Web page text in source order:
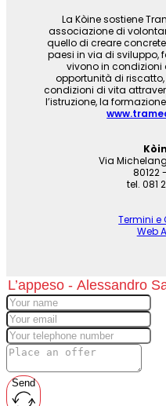
La Kòine sostiene
associazione di
quello di creare
paesi in via di sviluppo,
vivono in
opportunità di
condizioni di vita
l’istruzione, la
Via
80122
tel. 081
Termini e
Web
Send